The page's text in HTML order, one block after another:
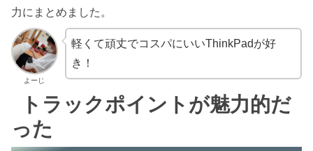
力にまとめました。
よーじ
軽くて頑丈でコスパにいいThinkPadが好
き！
トラックポイントが魅力的だ
った